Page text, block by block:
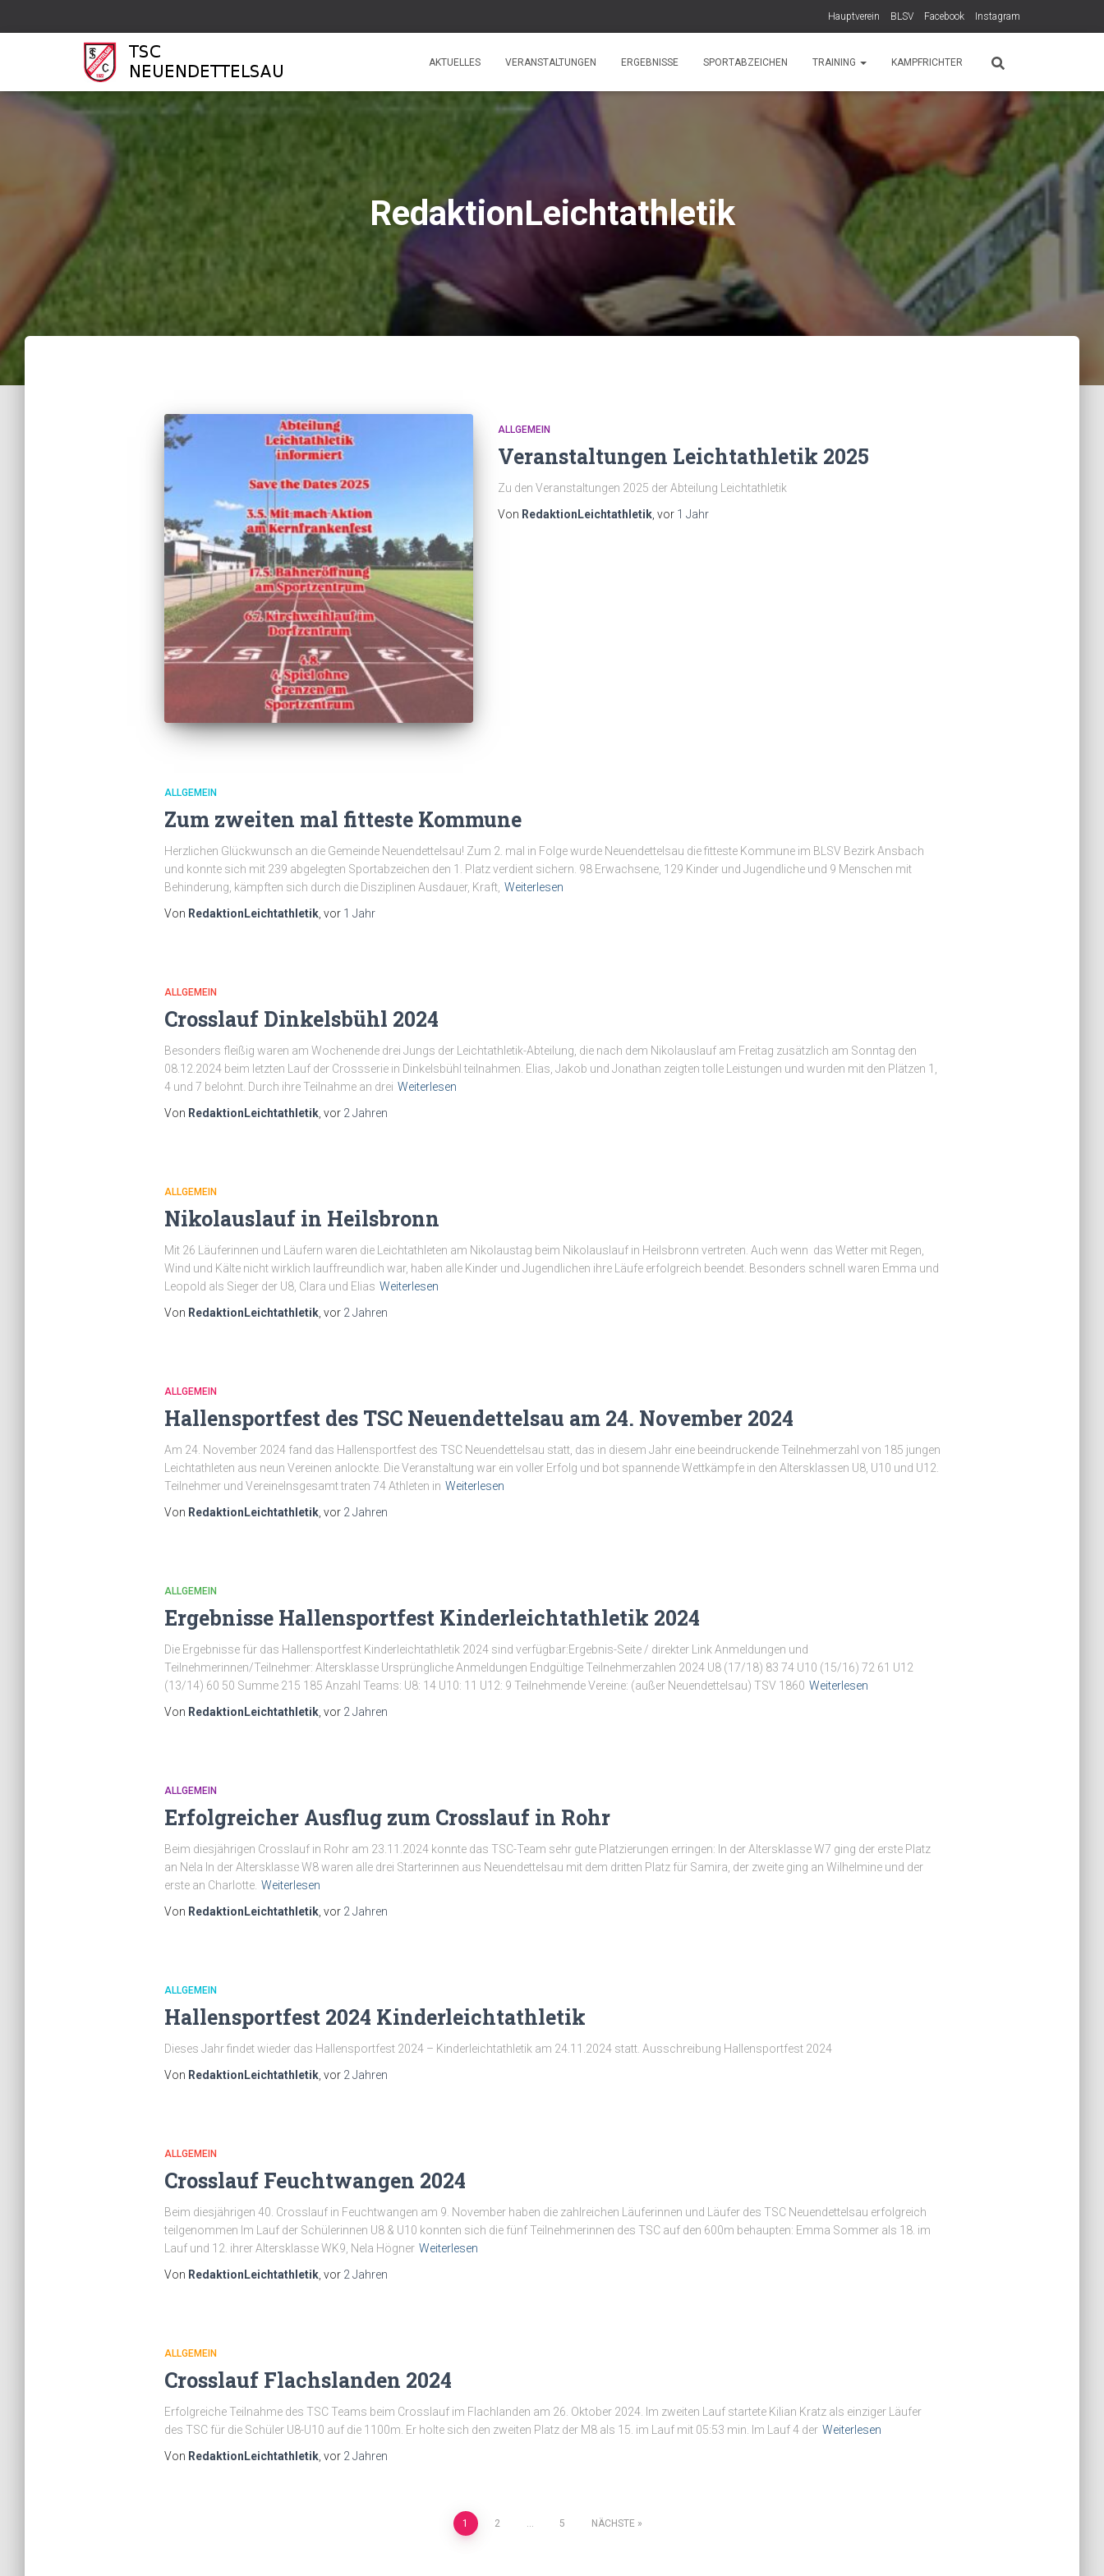
Hauptverein BLSV Facebook Instagram
AKTUELLES VERANSTALTUNGEN ERGEBNISSE SPORTABZEICHEN TRAINING KAMPFRICHTER
RedaktionLeichtathletik
ALLGEMEIN
Veranstaltungen Leichtathletik 2025
Zu den Veranstaltungen 2025 der Abteilung Leichtathletik
Von RedaktionLeichtathletik, vor 1 Jahr
ALLGEMEIN
Zum zweiten mal fitteste Kommune
Herzlichen Glückwunsch an die Gemeinde Neuendettelsau! Zum 2. mal in Folge wurde Neuendettelsau die fitteste Kommune im BLSV Bezirk Ansbach
und konnte sich mit 239 abgelegten Sportabzeichen den 1. Platz verdient sichern. 98 Erwachsene, 129 Kinder und Jugendliche und 9 Menschen mit
Behinderung, kämpften sich durch die Disziplinen Ausdauer, Kraft, Weiterlesen
Von RedaktionLeichtathletik, vor 1 Jahr
ALLGEMEIN
Crosslauf Dinkelsbühl 2024
Besonders fleißig waren am Wochenende drei Jungs der Leichtathletik-Abteilung, die nach dem Nikolauslauf am Freitag zusätzlich am Sonntag den
08.12.2024 beim letzten Lauf der Crossserie in Dinkelsbühl teilnahmen. Elias, Jakob und Jonathan zeigten tolle Leistungen und wurden mit den Plätzen 1,
4 und 7 belohnt. Durch ihre Teilnahme an drei Weiterlesen
Von RedaktionLeichtathletik, vor 2 Jahren
ALLGEMEIN
Nikolauslauf in Heilsbronn
Mit 26 Läuferinnen und Läufern waren die Leichtathleten am Nikolaustag beim Nikolauslauf in Heilsbronn vertreten. Auch wenn das Wetter mit Regen,
Wind und Kälte nicht wirklich lauffreundlich war, haben alle Kinder und Jugendlichen ihre Läufe erfolgreich beendet. Besonders schnell waren Emma und
Leopold als Sieger der U8, Clara und Elias Weiterlesen
Von RedaktionLeichtathletik, vor 2 Jahren
ALLGEMEIN
Hallensportfest des TSC Neuendettelsau am 24. November 2024
Am 24. November 2024 fand das Hallensportfest des TSC Neuendettelsau statt, das in diesem Jahr eine beeindruckende Teilnehmerzahl von 185 jungen
Leichtathleten aus neun Vereinen anlockte. Die Veranstaltung war ein voller Erfolg und bot spannende Wettkämpfe in den Altersklassen U8, U10 und U12.
Teilnehmer und VereineInsgesamt traten 74 Athleten in Weiterlesen
Von RedaktionLeichtathletik, vor 2 Jahren
ALLGEMEIN
Ergebnisse Hallensportfest Kinderleichtathletik 2024
Die Ergebnisse für das Hallensportfest Kinderleichtathletik 2024 sind verfügbar:Ergebnis-Seite / direkter Link Anmeldungen und
Teilnehmerinnen/Teilnehmer: Altersklasse Ursprüngliche Anmeldungen Endgültige Teilnehmerzahlen 2024 U8 (17/18) 83 74 U10 (15/16) 72 61 U12
(13/14) 60 50 Summe 215 185 Anzahl Teams: U8: 14 U10: 11 U12: 9 Teilnehmende Vereine: (außer Neuendettelsau) TSV 1860 Weiterlesen
Von RedaktionLeichtathletik, vor 2 Jahren
ALLGEMEIN
Erfolgreicher Ausflug zum Crosslauf in Rohr
Beim diesjährigen Crosslauf in Rohr am 23.11.2024 konnte das TSC-Team sehr gute Platzierungen erringen: In der Altersklasse W7 ging der erste Platz
an Nela In der Altersklasse W8 waren alle drei Starterinnen aus Neuendettelsau mit dem dritten Platz für Samira, der zweite ging an Wilhelmine und der
erste an Charlotte. Weiterlesen
Von RedaktionLeichtathletik, vor 2 Jahren
ALLGEMEIN
Hallensportfest 2024 Kinderleichtathletik
Dieses Jahr findet wieder das Hallensportfest 2024 – Kinderleichtathletik am 24.11.2024 statt. Ausschreibung Hallensportfest 2024
Von RedaktionLeichtathletik, vor 2 Jahren
ALLGEMEIN
Crosslauf Feuchtwangen 2024
Beim diesjährigen 40. Crosslauf in Feuchtwangen am 9. November haben die zahlreichen Läuferinnen und Läufer des TSC Neuendettelsau erfolgreich
teilgenommen Im Lauf der Schülerinnen U8 & U10 konnten sich die fünf Teilnehmerinnen des TSC auf den 600m behaupten: Emma Sommer als 18. im
Lauf und 12. ihrer Altersklasse WK9, Nela Högner Weiterlesen
Von RedaktionLeichtathletik, vor 2 Jahren
ALLGEMEIN
Crosslauf Flachslanden 2024
Erfolgreiche Teilnahme des TSC Teams beim Crosslauf im Flachlanden am 26. Oktober 2024. Im zweiten Lauf startete Kilian Kratz als einziger Läufer
des TSC für die Schüler U8-U10 auf die 1100m. Er holte sich den zweiten Platz der M8 als 15. im Lauf mit 05:53 min. Im Lauf 4 der Weiterlesen
Von RedaktionLeichtathletik, vor 2 Jahren
1 2 … 5 NÄCHSTE